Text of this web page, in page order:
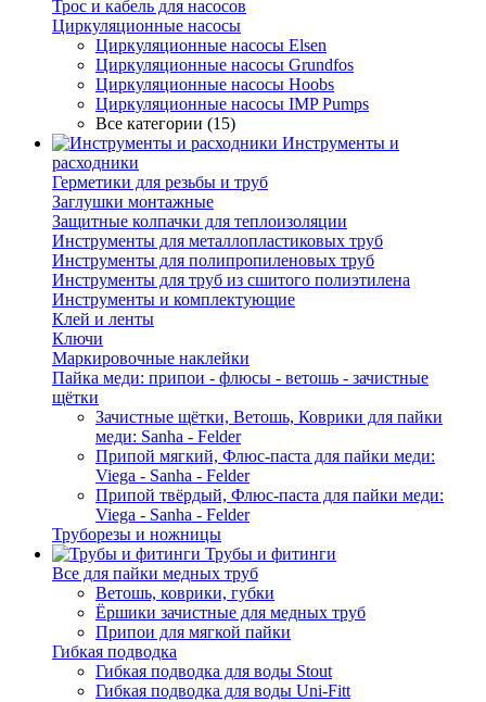
Трос и кабель для насосов
Циркуляционные насосы
Циркуляционные насосы Elsen
Циркуляционные насосы Grundfos
Циркуляционные насосы Hoobs
Циркуляционные насосы IMP Pumps
Все категории (15)
Инструменты и
расходники
Герметики для резьбы и труб
Заглушки монтажные
Защитные колпачки для теплоизоляции
Инструменты для металлопластиковых труб
Инструменты для полипропиленовых труб
Инструменты для труб из сшитого полиэтилена
Инструменты и комплектующие
Клей и ленты
Ключи
Маркировочные наклейки
Пайка меди: припои - флюсы - ветошь - зачистные
щётки
Зачистные щётки, Ветошь, Коврики для пайки
меди: Sanha - Felder
Припой мягкий, Флюс-паста для пайки меди:
Viega - Sanha - Felder
Припой твёрдый, Флюс-паста для пайки меди:
Viega - Sanha - Felder
Труборезы и ножницы
Трубы и фитинги
Все для пайки медных труб
Ветошь, коврики, губки
Ёршики зачистные для медных труб
Припои для мягкой пайки
Гибкая подводка
Гибкая подводка для воды Stout
Гибкая подводка для воды Uni-Fitt